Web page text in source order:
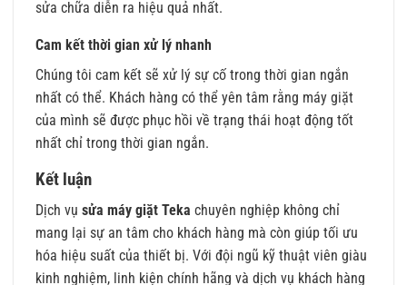
sửa chữa diễn ra hiệu quả nhất.
Cam kết thời gian xử lý nhanh
Chúng tôi cam kết sẽ xử lý sự cố trong thời gian ngắn
nhất có thể. Khách hàng có thể yên tâm rằng máy giặt
của mình sẽ được phục hồi về trạng thái hoạt động tốt
nhất chỉ trong thời gian ngắn.
Kết luận
Dịch vụ sửa máy giặt Teka chuyên nghiệp không chỉ
mang lại sự an tâm cho khách hàng mà còn giúp tối ưu
hóa hiệu suất của thiết bị. Với đội ngũ kỹ thuật viên giàu
kinh nghiệm, linh kiện chính hãng và dịch vụ khách hàng